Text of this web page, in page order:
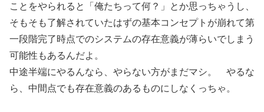
ことをやられると「俺たちって何？」とか思っちゃうし、
そもそも了解されていたはずの基本コンセプトが崩れて第
一段階完了時点でのシステムの存在意義が薄らいでしまう
可能性もあるんだよ。
中途半端にやるんなら、やらない方がまだマシ。 やるな
ら、中間点でも存在意義のあるものにしなくっちゃ。